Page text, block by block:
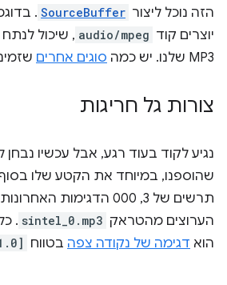
הזה נוכל ליצור SourceBuffer
.
יוצרים קוד audio/mpeg , שיכול
MP3 שלנו. יש כמה
סוגים אחרים
צורות גל חריגות
נגיע לקוד בעוד רגע, אבל עכשיו
שהוספנו, במיוחד את הקטע שלו
תרשים של 3, 000 הדגימות
הערוצים מהטראק sintel_0.mp3
.
הוא דגימה של נקודה צפה בטווח